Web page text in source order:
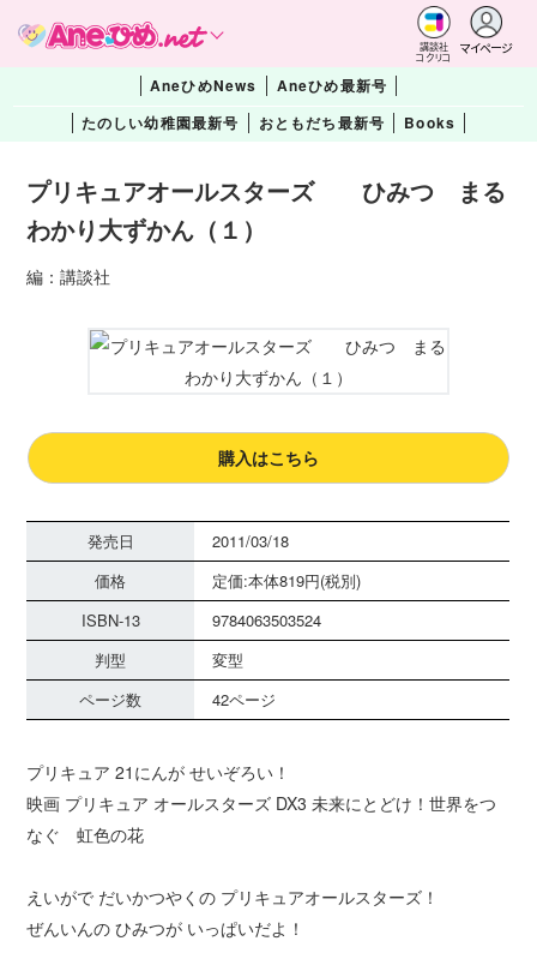
講談社
コクリコ
マイページ
AneひめNews
Aneひめ最新号
たのしい幼稚園最新号
おともだち最新号 Books
プリキュアオールスターズ ひみつ まる
わかり大ずかん（１）
編：講談社
購入はこちら
発売日
2011/03/18
価格
定価:本体819円(税別)
ISBN-13
9784063503524
判型
変型
ページ数
42ページ
プリキュア 21にんが せいぞろい！
映画 プリキュア オールスターズ DX3 未来にとどけ！世界をつ
なぐ 虹色の花
えいがで だいかつやくの プリキュアオールスターズ！
ぜんいんの ひみつが いっぱいだよ！